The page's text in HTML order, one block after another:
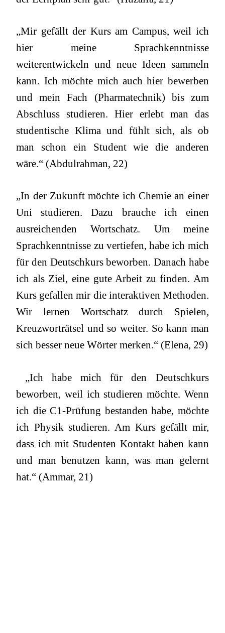
„Mir gefällt der Kurs am Campus, weil ich
hier meine Sprachkenntnisse
weiterentwickeln und neue Ideen sammeln
kann. Ich möchte mich auch hier bewerben
und mein Fach (Pharmatechnik) bis zum
Abschluss studieren. Hier erlebt man das
studentische Klima und fühlt sich, als ob
man schon ein Student wie die anderen
wäre.“ (Abdulrahman, 22)
„In der Zukunft möchte ich Chemie an einer
Uni studieren. Dazu brauche ich einen
ausreichenden Wortschatz. Um meine
Sprachkenntnisse zu vertiefen, habe ich mich
für den Deutschkurs beworben. Danach habe
ich als Ziel, eine gute Arbeit zu finden. Am
Kurs gefallen mir die interaktiven Methoden.
Wir lernen Wortschatz durch Spielen,
Kreuzworträtsel und so weiter. So kann man
sich besser neue Wörter merken.“ (Elena, 29)
„Ich habe mich für den Deutschkurs
beworben, weil ich studieren möchte. Wenn
ich die C1-Prüfung bestanden habe, möchte
ich Physik studieren. Am Kurs gefällt mir,
dass ich mit Studenten Kontakt haben kann
und man benutzen kann, was man gelernt
hat.“ (Ammar, 21)